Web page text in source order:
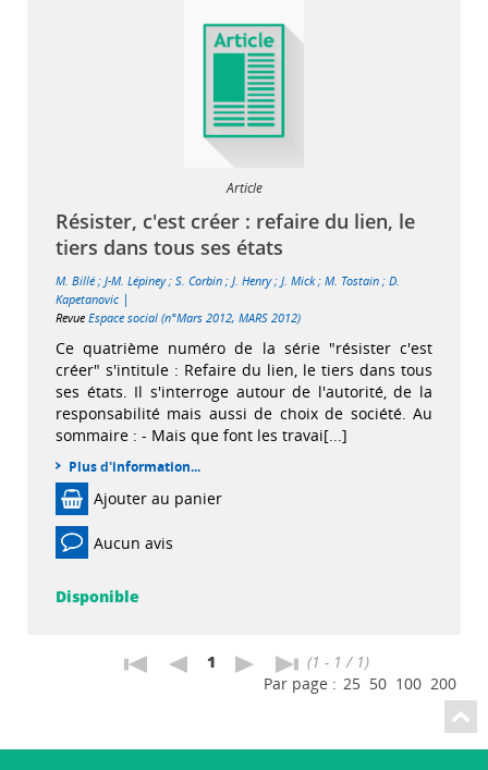
Article
Résister, c'est créer : refaire du lien, le
tiers dans tous ses états
M. Billé ; J-M. Lépiney; S. Corbin ; J. Henry; J. Mick; M. Tostain ; D.
Kapetanovic |
Revue Espace social (n°Mars 2012, MARS 2012)
Ce quatrième numéro de la série "résister c'est
créer" s'intitule : Refaire du lien, le tiers dans tous
ses états. Il s'interroge autour de l'autorité, de la
responsabilité mais aussi de choix de société. Au
sommaire : - Mais que font les travai[...]
Plus d'information...
Ajouter au panier
Aucun avis
Disponible
1
(1 - 1 / 1)
Par page : 25 50 100 200